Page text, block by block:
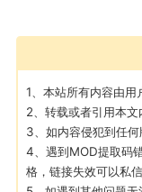
我的钱包
MOD下载
1、本站所有内容由用
2、转载或者引用本文
3、如内容侵犯到任何
4、遇到MOD提取码
格，链接失效可以私